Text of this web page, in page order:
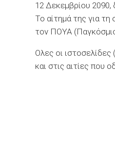
12 Δεκεμβρίου 2090,
Το αίτημά της για
τον ΠΟΥΑ
Ολες οι
και στις αιτίες που